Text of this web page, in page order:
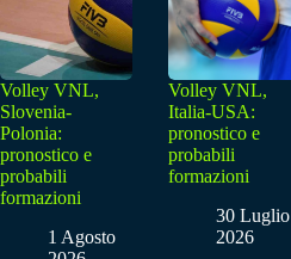
Volley VNL,
Slovenia-
Polonia:
pronostico e
probabili
formazioni
1 Agosto
Volley VNL,
Italia-USA:
pronostico e
probabili
formazioni
30 Luglio
2026